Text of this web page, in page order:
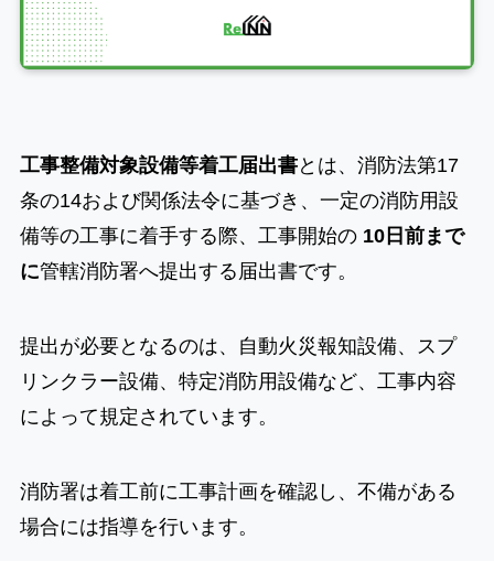
工事整備対象設備等着工届出書とは、消防法第17
条の14および関係法令に基づき、一定の消防用設
備等の工事に着手する際、工事開始の 10日前まで
に管轄消防署へ提出する届出書です。
提出が必要となるのは、自動火災報知設備、スプ
リンクラー設備、特定消防用設備など、工事内容
によって規定されています。
消防署は着工前に工事計画を確認し、不備がある
場合には指導を行います。